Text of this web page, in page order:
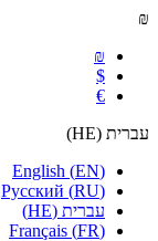
₪
₪
$
€
עברית (
HE
)
English (EN)
Русский (RU)
עברית (
HE
)
Français (FR)